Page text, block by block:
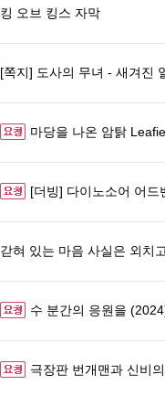
킹 오브 킹스 자막
[쪽지] 도사의 무녀 - 새겨진
마당을 나온 암탉
[더빙] 다이노소어 어드
갇혀 있는 마음 사실은 외치
수 분간의 응원을
극장판 번개맨과 신비